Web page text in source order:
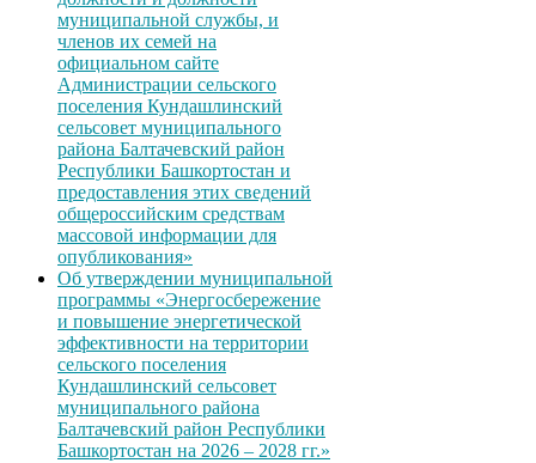
муниципальной службы, и
членов их семей на
официальном сайте
Администрации сельского
поселения Кундашлинский
сельсовет муниципального
района Балтачевский район
Республики Башкортостан и
предоставления этих сведений
общероссийским средствам
массовой информации для
опубликования»
Об утверждении муниципальной
программы «Энергосбережение
и повышение энергетической
эффективности на территории
сельского поселения
Кундашлинский сельсовет
муниципального района
Балтачевский район Республики
Башкортостан на 2026 – 2028 гг.»